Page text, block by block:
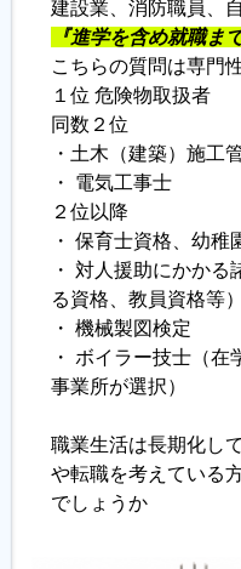
建設業、消防職員、
『進学を含め就職ま
こちらの質問は専門
１位 危険物取扱者
同数２位
・土木（建築）施工
・ 電気工事士
２位以降
・ 保育士資格、幼稚
・ 対人援助にかか
る資格、教員資格等）
・ 機械製図検定
・ ボイラー技士（
事業所が選択）
職業生活は長期化し
や転職を考えている
でしょうか